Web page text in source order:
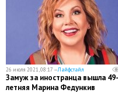
26 июля 2021, 08:17 —Лайфстайл
Замуж за иностранца вышла 49-
летняя Марина Федункив